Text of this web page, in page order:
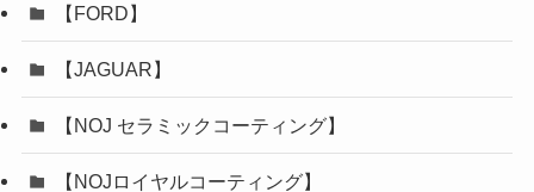
【FORD】
【JAGUAR】
【NOJ セラミックコーティング】
【NOJロイヤルコーティング】